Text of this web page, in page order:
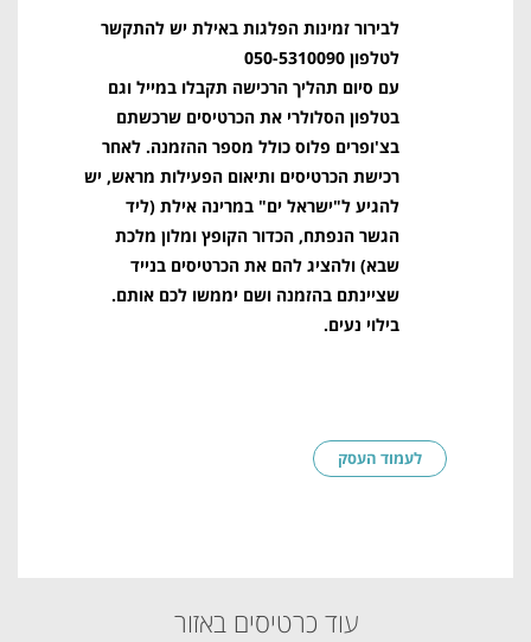
לבירור זמינות הפלגות באילת יש להתקשר
לטלפון 050-5310090
עם סיום תהליך הרכישה תקבלו במייל וגם
בטלפון הסלולרי את הכרטיסים שרכשתם
בצ'ופרים פלוס כולל מספר ההזמנה. לאחר
רכישת הכרטיסים ותיאום הפעילות מראש, יש
להגיע ל"ישראל ים" במרינה אילת (ליד
הגשר הנפתח, הכדור הקופץ ומלון מלכת
שבא) ולהציג להם את הכרטיסים בנייד
שציינתם בהזמנה ושם יממשו לכם אותם.
בילוי נעים.
לעמוד העסק
עוד כרטיסים באזור